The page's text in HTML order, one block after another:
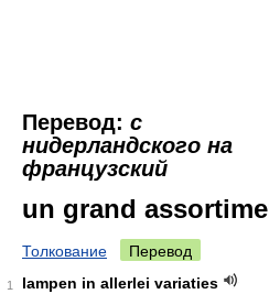
Перевод: с
нидерландского на
французский
un grand
Толкование Перевод
1
lampen in allerlei variaties